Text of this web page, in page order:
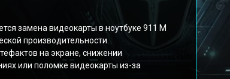
замена видеокарты в ноутбуке 911 M
производительности.
на экране, снижении
или поломке видеокарты из-за